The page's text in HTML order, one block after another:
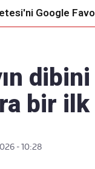
Google
bir ilk
- 10:28